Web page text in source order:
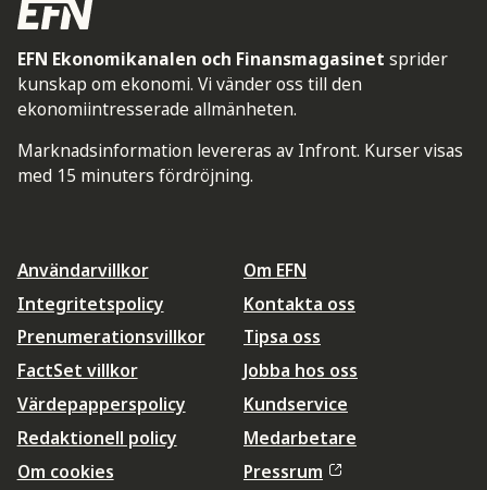
EFN Ekonomikanalen och Finansmagasinet sprider
kunskap om ekonomi. Vi vänder oss till den
ekonomiintresserade allmänheten.
Marknadsinformation levereras av Infront. Kurser visas
med 15 minuters fördröjning.
Användarvillkor
Integritetspolicy
Prenumerationsvillkor
FactSet villkor
Värdepapperspolicy
Redaktionell policy
Om cookies
Om EFN
Kontakta oss
Tipsa oss
Jobba hos oss
Kundservice
Medarbetare
Pressrum